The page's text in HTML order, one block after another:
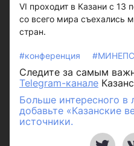
VI проходит в Казани с
со всего мира съехались
стран.
#конференция #МИНЕПС
Следите за самым
Telegram-канале
Больше интересного в
добавьте «Казанские
источники.